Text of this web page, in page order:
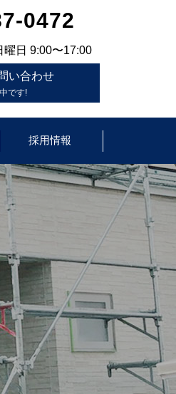
0472
日 9:00〜17:00
い合わせ
です!
採用情報